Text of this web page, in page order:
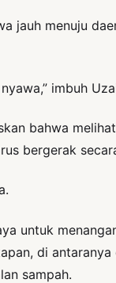
jauh menuju
imbuh
bahwa
bergerak
untuk
di
sampah.